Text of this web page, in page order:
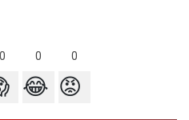
0 0 0
😂 😡